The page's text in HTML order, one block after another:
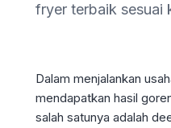
fryer terbaik sesuai
Dalam menjalankan
mendapatkan hasil
salah satunya adalah